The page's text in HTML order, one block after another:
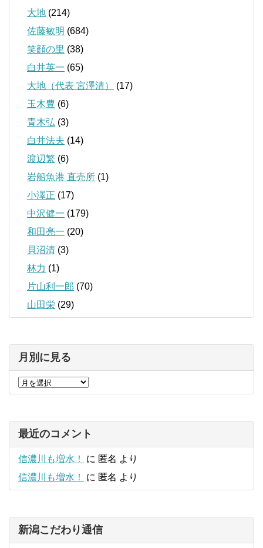
大地 (214)
佐藤敏明 (684)
笑顔の里 (38)
白井英一 (65)
大地（代表 宮澤清）
(17)
玉木豊 (6)
青木弘 (3)
白井法夫 (14)
渡辺繁 (6)
岩船魚港 直売所 (1)
小澤正 (17)
中沢健一 (179)
和田亮一 (20)
貝沼清 (3)
林力 (1)
片山利一郎 (70)
山田栄 (29)
月別に見る
最近のコメント
信濃川も増水！ に 匿名 より
信濃川も増水！
に 匿名 より
新潟こだわり通信